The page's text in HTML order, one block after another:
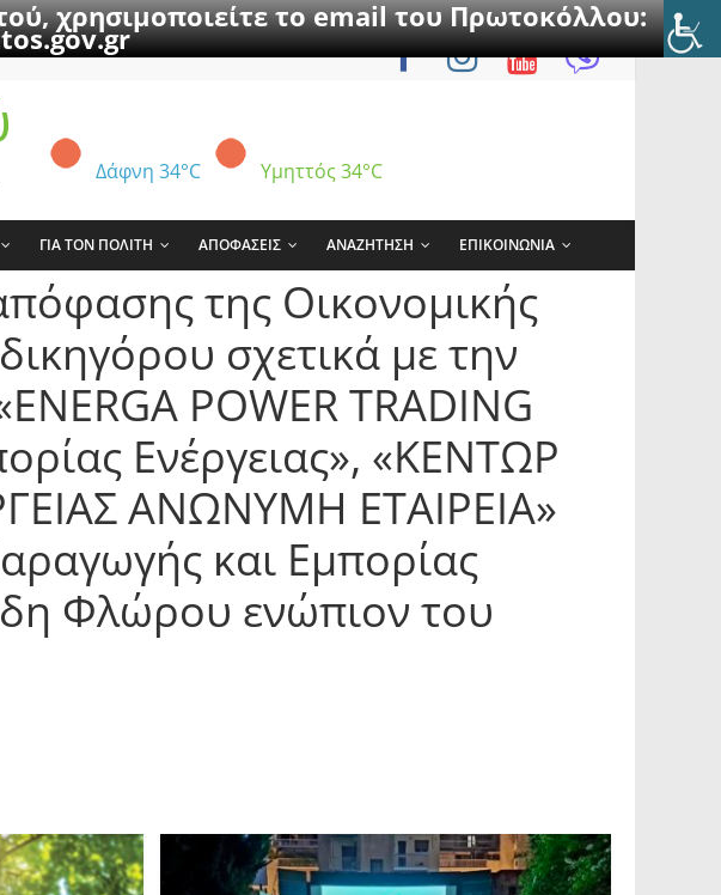
χρησιμοποιείτε το email του Πρωτοκόλλου:
Δάφνη 34°C Υμηττός 34°C
ΓΙΑ ΤΟΝ ΠΟΛΙΤΗ ΑΠΟΦΑΣΕΙΣ ΑΝΑΖΗΤΗΣΗ ΕΠΙΚΟΙΝΩΝΙΑ
της Οικονομικής
σχετικά με την
POWER TRADING
Ενέργειας», «ΚΕΝΤΩΡ
ΑΝΩΝΥΜΗ ΕΤΑΙΡΕΙΑ»
και Εμπορίας
Φλώρου ενώπιον του